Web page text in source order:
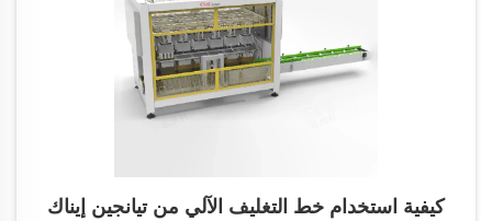
كيفية استخدام خط التغليف الآلي من تيانجين إيناك